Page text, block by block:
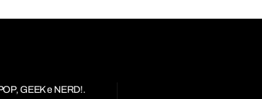
GEEK e NERD!.